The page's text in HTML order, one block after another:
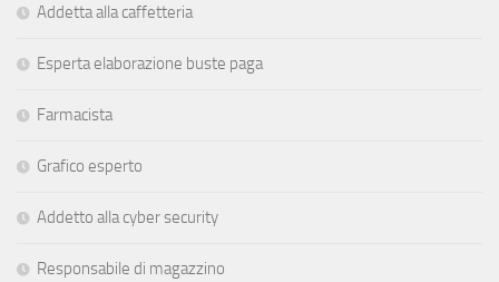
Addetta alla caffetteria
Esperta elaborazione buste paga
Farmacista
Grafico esperto
Addetto alla cyber security
Responsabile di magazzino